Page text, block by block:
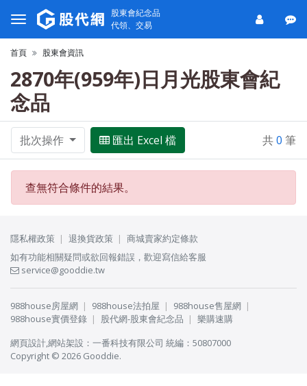
股東會紀念品
代領、交易
首頁 股東會資訊
2870年(959年)日月光股東會紀
念品
批次操作 匯出 Excel 檔 共0 筆
查無符合條件的結果。
隱私權政策 退換貨政策
商城賣家約定條款
如有功能相關疑問或欲回報錯誤，歡迎寫信給客服
service@gooddie.tw
988house房屋網 988house法拍屋
988house售屋網
988house實價登錄
股代網-股東會紀念品
樂購速購
網頁設計,網站架設 ： 一番科技有限公司 統編：50807000
Copyright © 2026 Gooddie.